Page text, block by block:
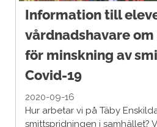
Information till
vårdnadshavare
för minskning av
Covid-19
2020-09-16
Hur arbetar vi på Täby
smittspridningen i samhället?